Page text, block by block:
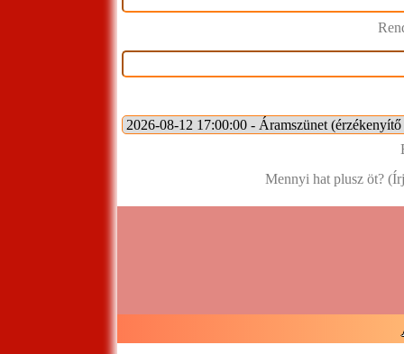
Mennyi hat plusz öt?